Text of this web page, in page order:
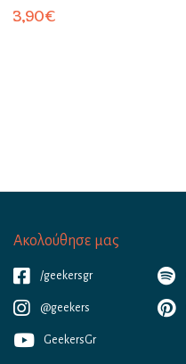
3,90€
Ακολούθησε μας
/geekersgr
@geekers
GeekersGr